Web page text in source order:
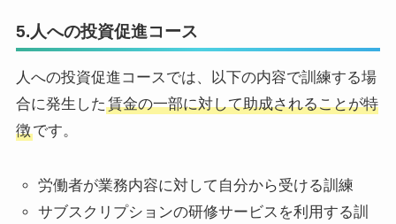
5.人への投資促進コース
人への投資促進コースでは、以下の内容で訓練する場
合に発生した 賃金の一部に対して助成されることが特
徴です。
労働者が業務内容に対して自分から受ける訓練
サブスクリプションの研修サービスを利用する訓